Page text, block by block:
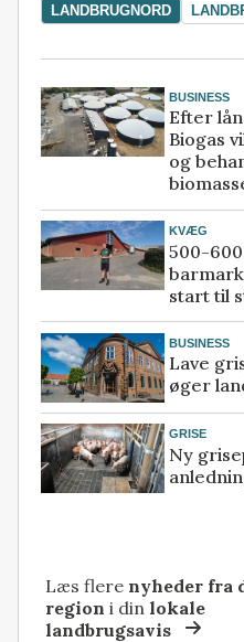
LANDBRUGNORD
BUSINESS
Efter
Biogas
og
KVÆG
500-
start til
BUSINESS
Lave
øger
GRISE
Ny
Læs flere nyheder fra
region i dinlokale
landbrugsavis